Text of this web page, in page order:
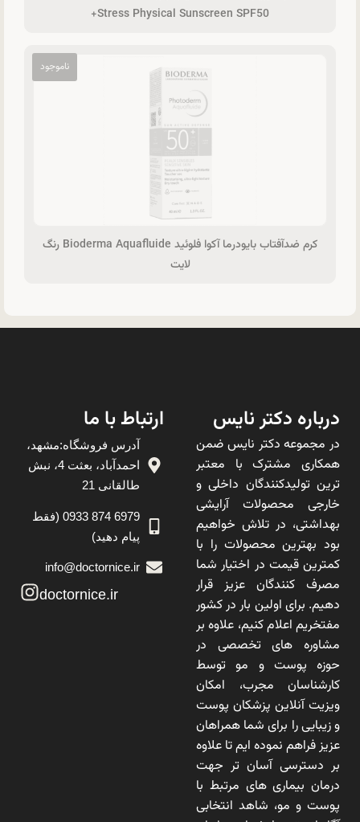
Stress Physical Sunscreen SPF50+
کرم ضدآفتاب بایودرما آکوا فلوئید Bioderma Aquafluide رنگ
لایت
درباره دکتر نایس
در مجموعه دکتر نایس ضمن
همکاری مشترک با معتبر
ترین تولیدکنندگان داخلی و
خارجی محصولات آرایشی
بهداشتی، در تلاش خواهیم
بود بهترین محصولات را با
کمترین قیمت در اختیار شما
مصرف کنندگان عزیز قرار
دهیم. برای اولین بار در کشور
مفتخریم اعلام کنیم، علاوه بر
مشاوره های تخصصی در
حوزه پوست و مو توسط
کارشناسان مجرب، امکان
ویزیت آنلاین پزشکان پوست
و زیبایی را برای شما همراهان
عزیز فراهم نموده ایم تا علاوه
بر دسترسی آسان تر جهت
درمان بیماری های مرتبط با
پوست و مو، شاهد انتخابی
ارتباط با ما
آدرس فروشگاه:مشهد،
احمدآباد، بعثت 4، نبش
طالقانی 21
6979 874 0933 (فقط
پیام دهید)
info@doctornice.ir
doctornice.ir